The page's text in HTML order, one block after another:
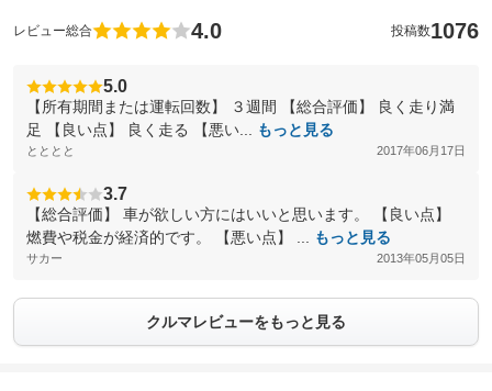
レビュー総合 4.0 投稿数1076
5.0
【所有期間または運転回数】 ３週間 【総合評価】 良く走り満
足 【良い点】 良く走る 【悪い...
もっと見る
とととと 2017年06月17日
3.7
【総合評価】 車が欲しい方にはいいと思います。 【良い点】
燃費や税金が経済的です。 【悪い点】 ...
もっと見る
サカー 2013年05月05日
クルマレビューをもっと見る